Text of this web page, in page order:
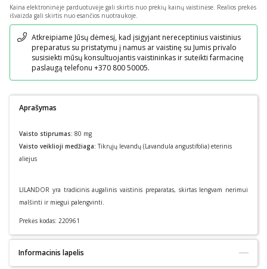
Kaina elektroninėje parduotuvėje gali skirtis nuo prekių kainų vaistinėse. Realios prekės
išvaizda gali skirtis nuo esančios nuotraukoje.
Pranešimas
Atkreipiame Jūsų dėmesį, kad įsigyjant nereceptinius vaistinius
preparatus su pristatymu į namus ar vaistinę su Jumis privalo
susisiekti mūsų konsultuojantis vaistininkas ir suteikti farmacinę
paslaugą telefonu +370 800 50005.
Aprašymas
Vaisto stiprumas: 80 mg
Vaisto veiklioji medžiaga:Tikrųjų levandų (Lavandula angustifolia) eterinis
aliejus
LILANDOR yra tradicinis augalinis vaistinis preparatas, skirtas lengvam nerimui
malšinti ir miegui palengvinti.
Prekės kodas: 220961
Informacinis lapelis